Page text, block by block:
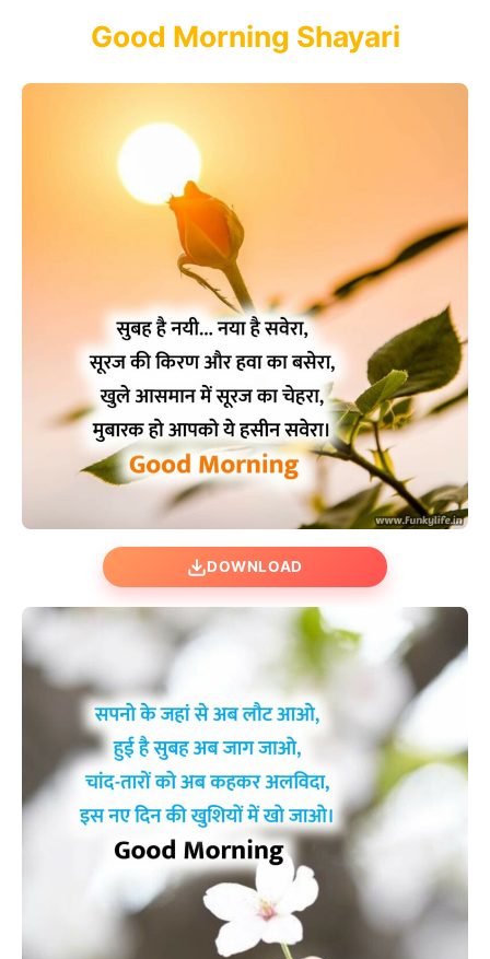
Good Morning Shayari
DOWNLOAD